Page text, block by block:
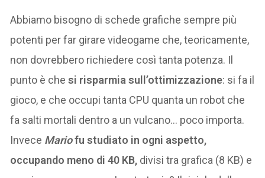
Abbiamo bisogno di schede grafiche sempre più
potenti per far girare videogame che, teoricamente,
non dovrebbero richiedere così tanta potenza. Il
punto è che si risparmia sull’ottimizzazione: si fa il
gioco, e che occupi tanta CPU quanta un robot che
fa salti mortali dentro a un vulcano… poco importa.
Invece Mariofu studiato in ogni aspetto,
occupando meno di 40 KB, divisi tra grafica (8 KB) e